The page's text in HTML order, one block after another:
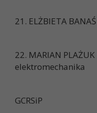
21. ELŻBIETA
22. MARIAN
elektromechanika
GCRSiP